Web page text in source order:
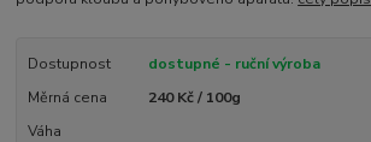
Dostupnost
dostupné - ruční výroba
Měrná cena
240 Kč / 100g
Váha